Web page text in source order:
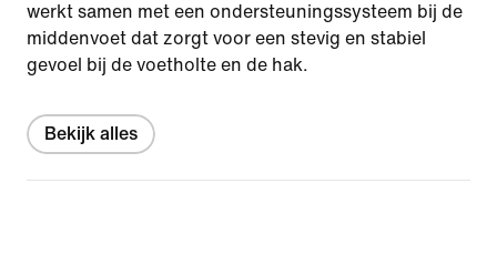
werkt samen met een ondersteuningssysteem bij de
middenvoet dat zorgt voor een stevig en stabiel
gevoel bij de voetholte en de hak.
Bekijk alles